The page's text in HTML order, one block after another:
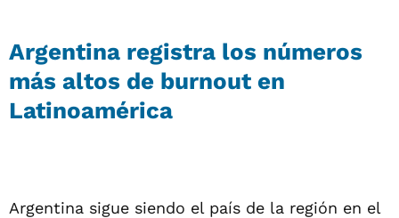
Argentina registra los números
más altos de burnout en
Latinoamérica
Argentina sigue siendo el país de la región en el